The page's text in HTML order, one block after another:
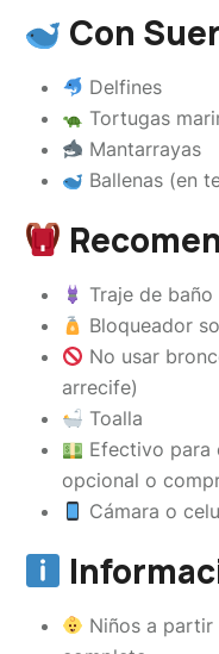
Con
Delfines
Tortugas
Mantarrayas
Ballenas (en
Traje de
Bloqueador
No usar
arrecife)
Toalla
Efectivo para
opcional o
Cámara o
Niños a